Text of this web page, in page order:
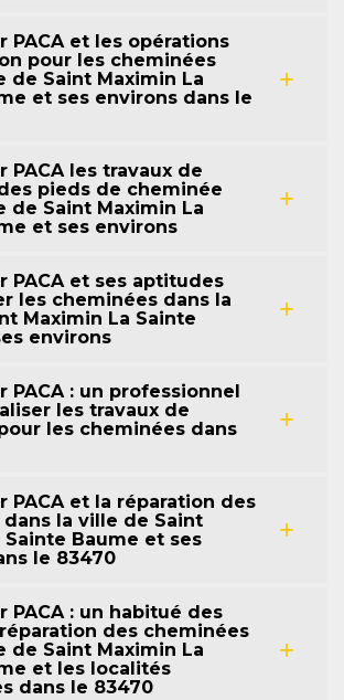
PACA et les opérations
pour les cheminées
de Saint Maximin La
et ses environs dans le
PACA les travaux de
pieds de cheminée
de Saint Maximin La
et ses environs
PACA et ses aptitudes
les cheminées dans la
Maximin La Sainte
environs
PACA : un professionnel
les travaux de
les cheminées dans
PACA et la réparation des
la ville de Saint
Sainte Baume et ses
le 83470
PACA : un habitué des
des cheminées
de Saint Maximin La
et les localités
dans le 83470